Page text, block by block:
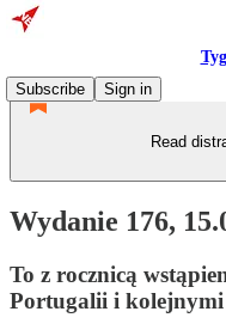
Subscribe
Sign in
Read
Wydanie 176,
To z rocznicą
Portugalii i